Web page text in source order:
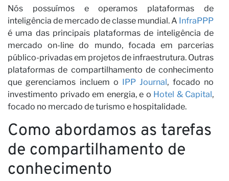
Nós possuímos e operamos plataformas de
inteligência de mercado de classe mundial. A InfraPPP
é uma das principais plataformas de inteligência de
mercado on-line do mundo, focada em parcerias
público-privadas em projetos de infraestrutura. Outras
plataformas de compartilhamento de conhecimento
que gerenciamos incluem o IPP Journal, focado no
investimento privado em energia, e o Hotel & Capital,
focado no mercado de turismo e hospitalidade.
Como abordamos as tarefas
de compartilhamento de
conhecimento